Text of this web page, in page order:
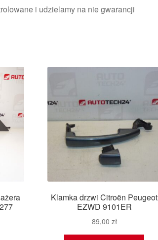
i udzielamy na nie gwarancji
Klamka drzwi Citroën Peugeot
EZWD 9101ER
89,00 zł